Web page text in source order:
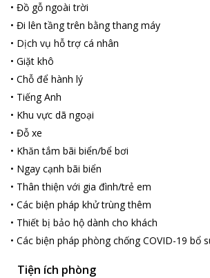
• Đồ gỗ ngoài trời
• Đi lên tầng trên bằng thang máy
• Dịch vụ hỗ trợ cá nhân
• Giặt khô
• Chỗ để hành lý
• Tiếng Anh
• Khu vực dã ngoại
• Đỗ xe
• Khăn tắm bãi biển/bể bơi
• Ngay cạnh bãi biển
• Thân thiện với gia đình/trẻ em
• Các biện pháp khử trùng thêm
• Thiết bị bảo hộ dành cho khách
• Các biện pháp phòng chống COVID-19 bổ
Tiện ích phòng